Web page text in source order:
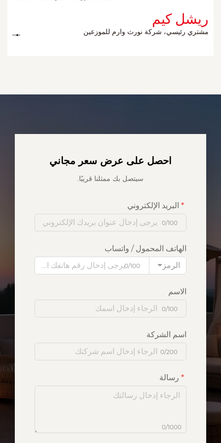
ديفيد كارتر
مدير العمليات
جيمس مكالستير
ريشل كيم
مشتري رئيسي، شركة نورث وارم للموزعين
جان-بيير مورو
الرئيس التنفيذي
ديفيد كارتر
مدير العمليات
جيمس مكالستير
احصل على عرض سعر مجاني
سيتصل بك ممثلنا قريبًا.
البريد الإلكتروني
0/100
الهاتف المحمول / واتساب
الرمز
0/100
الاسم
0/100
اسم الشركة
0/200
رسالة
0/1000